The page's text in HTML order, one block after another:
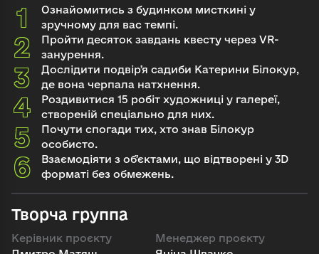
Ознайомитись з будинком мисткині у
зручному для вас темпі.
Пройти десяток завдань квесту через VR-
занурення.
Дослідити подвірʼя садиби Катерини Білокур,
де вона черпала натхнення.
Роздивитися 15 робіт художниці у галереї,
створеній спеціально для них.
Почути спогади тих, хто знав Білокур
особисто.
Взаємодіяти з обʼєктами, що відтворені у 3D
форматі без обмежень.
Творча группа
Керівник проєкту
Менеджер проєкту